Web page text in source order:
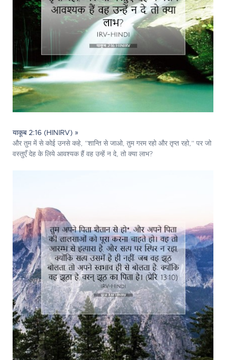
याकूब 2:16 (HINIRV) »
और तुम में से कोई उनसे कहे, “शान्ति से जाओ, तुम गरम रहो और तृप्त रहो,” पर जो
वस्तुएँ देह के लिये आवश्यक हैं वह उन्हें न दे, तो क्या लाभ?